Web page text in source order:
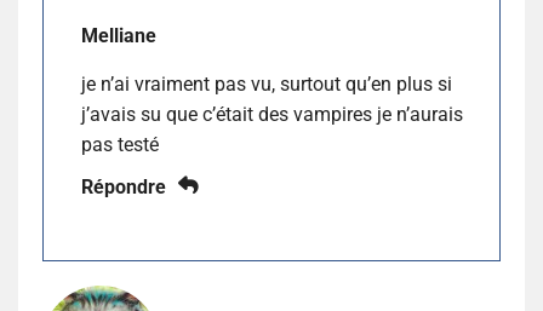
Melliane
je n’ai vraiment pas vu, surtout qu’en plus si
j’avais su que c’était des vampires je n’aurais
pas testé
Répondre